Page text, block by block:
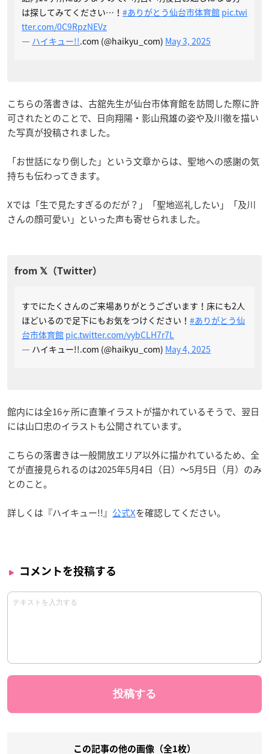
は探してみてください…！ #ありがとう仙台市体育館 pic.twi
tter.com/0C9RpzNEVz
— ハイキュー!!.com (@haikyu_com) May 3, 2025
こちらの落書きは、古舘先生が仙台市体育館を訪問した際に許
可されたとのことで、日向翔陽・影山飛雄の姿や及川徹を描い
た写真が投稿されました。
「お世話になり倒した」という文章からは、聖地への感謝の気
持ちも伝わってきます。
Xでは「生で見たすぎるのだが？」「聖地巡礼したい」「及川
さんの顔可愛い」といった声も寄せられました。
すでにたくさんのご来場ありがとうございます！床にも2人
ほどいるので足下にもお気をつけください！ #ありがとう仙
台市体育館 pic.twitter.com/vybCLH7r7L
— ハイキュー!!.com (@haikyu_com) May 4, 2025
館内には全16ヶ所に直筆イラストが描かれているそうで、翌日
には山口忠のイラストも公開されています。
こちらの落書きは一般開放エリア以外に描かれているため、全
てが直接見られるのは2025年5月4日（日）〜5月5日（月）のみ
とのこと。
詳しくは『ハイキュー!!』 公式Xを確認してください。
コメントを投稿する
この記事の他の画像（全1枚）